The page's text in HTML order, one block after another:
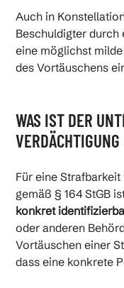
Auch in
Beschuldigter durch
eine möglichst
des Vortäuschens
WAS IST DER
VERDÄCHTIGUNG
Für eine
gemäß § 164 StGB
konkret
oder anderen
Vortäuschen einer
dass eine konkrete